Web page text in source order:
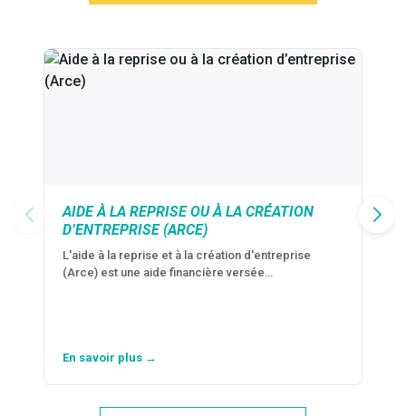
AIDE À LA REPRISE OU À LA CRÉATION
D’ENTREPRISE (ARCE)
L'aide à la reprise et à la création d'entreprise
(Arce) est une aide financière versée…
En savoir plus →